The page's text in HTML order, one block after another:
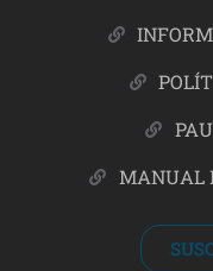
MANUAL